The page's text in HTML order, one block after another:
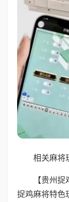
相关麻将
【贵州
捉鸡麻将特色